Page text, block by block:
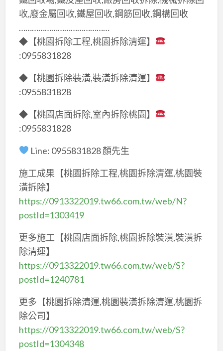
收,廢金屬回收,鐵屋回收,鋼筋回收,鋼構回收
……………………………………
◆【桃園拆除工程,桃園拆除清運】
:0955831828
◆【桃園拆除裝潢,裝潢拆除清運】
:0955831828
◆【桃園店面拆除,室內拆除桃園】
:0955831828
Line: 0955831828 顏先生
施工成果【桃園拆除工程,桃園拆除清運,桃園裝
潢拆除】
https://0913322019.tw66.com.tw/web/N?
postId=1303419
更多施工【桃園店面拆除,桃園拆除裝潢,裝潢拆
除清運】
https://0913322019.tw66.com.tw/web/S?
postId=1240781
更多【桃園拆除清運,桃園裝潢拆除清運,桃園拆
除公司】
https://0913322019.tw66.com.tw/web/S?
postId=1304348